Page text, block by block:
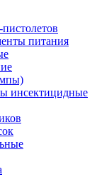
питания
инсектицидные